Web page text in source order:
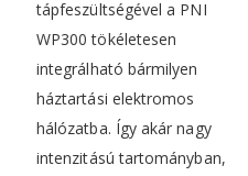
tápfeszültségével a PNI
WP300 tökéletesen
integrálható bármilyen
háztartási elektromos
hálózatba. Így akár nagy
intenzitású tartományban,